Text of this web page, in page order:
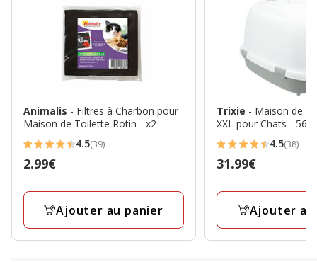
Animalis - Filtres à Charbon pour
Maison de Toilette Rotin - x2
4.5
étoiles
4.5(39)
Prix
2.99€
Ajouter au panier
Trixie - Maison de
XXL pour Chats -
4.5
étoiles
4.5(38)
Prix
31.99€
Ajouter